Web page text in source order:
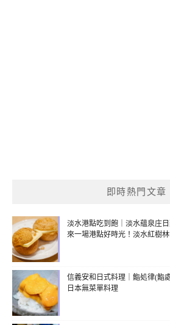
即時熱門文章
淡水港點吃到飽｜淡水蘊泉庄
來一場港點好時光！淡水紅樹林
信義安和日式料理｜鮨処律(鮨
日本無菜單料理